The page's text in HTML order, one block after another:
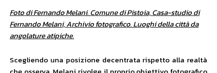
Foto di Fernando Melani. Comune di Pistoia, Casa-studio di
Fernando Melani, Archivio fotografico. Luoghi della città da
angolature atipiche.
Scegliendo una posizione decentrata rispetto alla realtà